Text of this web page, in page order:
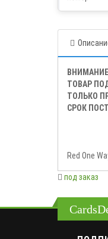
ТОВАР
ТОЛЬКО
СРОК
Red One
под заказ